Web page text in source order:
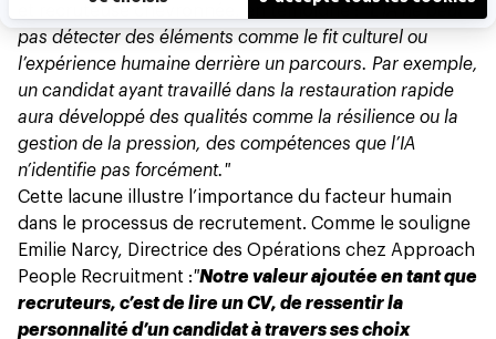
et recruteuse chevronnée, en témoigne :
pas détecter des éléments comme le fit culturel ou
l’expérience humaine derrière un parcours. Par exemple,
un candidat ayant travaillé dans la restauration rapide
aura développé des qualités comme la résilience ou la
gestion de la pression, des compétences que l’IA
n’identifie pas forcément."
Cette lacune illustre l’importance du facteur humain
dans le processus de recrutement. Comme le souligne
Emilie Narcy, Directrice des Opérations chez Approach
People Recruitment :"Notre valeur ajoutée en tant que
recruteurs, c’est de lire un CV, de ressentir la
personnalité d’un candidat à travers ses choix